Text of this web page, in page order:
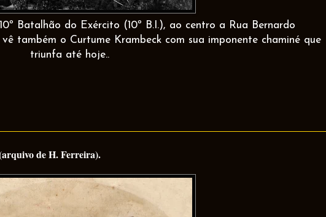
Batalhão do Exército (10º B.I.), ao centro a Rua Bernardo
também o Curtume Krambeck com sua imponente chaminé que
triunfa até hoje..
de H. Ferreira).